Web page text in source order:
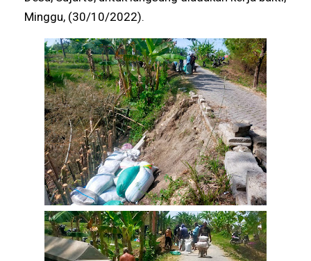
Minggu, (30/10/2022).